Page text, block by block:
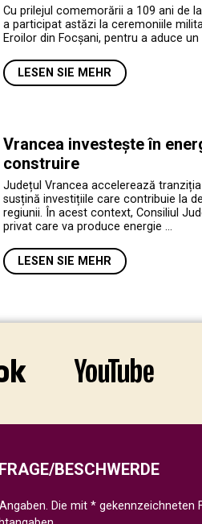
Cu prilejul comemorării a 109 ani de
a participat astăzi la ceremoniile
Eroilor din Focșani, pentru a aduce
LESEN SIE MEHR
Vrancea investește în
construire
Județul Vrancea accelerează
susțină investițiile care contribuie la
regiunii. În acest context, Consiliul
privat care va produce energie …
LESEN SIE MEHR
BESCHWERDE
Angaben. Die mit * gekennzeichneten